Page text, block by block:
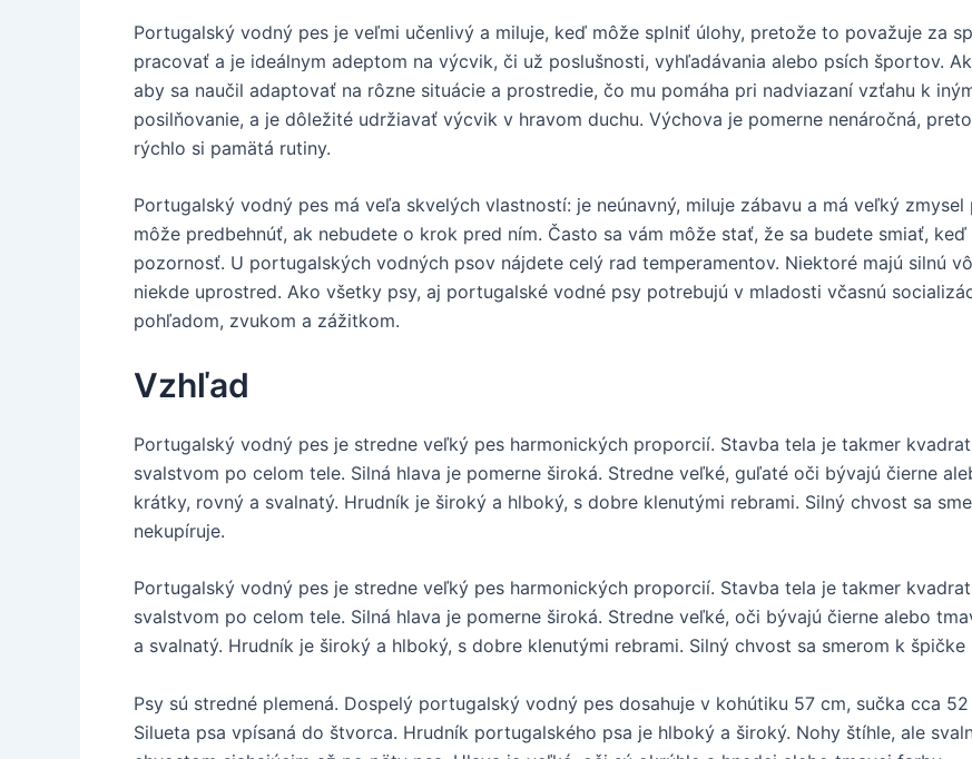
Portugalský vodný pes je veľmi učenlivý a miluje, keď môže splniť úlohy, pretože to považuje za
pracovať a je ideálnym adeptom na výcvik, či už poslušnosti, vyhľadávania alebo psích športov.
aby sa naučil adaptovať na rôzne situácie a prostredie, čo mu pomáha pri nadviazaní vzťahu k
posilňovanie, a je dôležité udržiavať výcvik v hravom duchu. Výchova je pomerne nenáročná,
rýchlo si pamätá rutiny.
Portugalský vodný pes má veľa skvelých vlastností: je neúnavný, miluje zábavu a má veľký
môže predbehnúť, ak nebudete o krok pred ním. Často sa vám môže stať, že sa budete smiať,
pozornosť. U portugalských vodných psov nájdete celý rad temperamentov. Niektoré majú silnú
niekde uprostred. Ako všetky psy, aj portugalské vodné psy potrebujú v mladosti včasnú
pohľadom, zvukom a zážitkom.
Vzhľad
Portugalský vodný pes je stredne veľký pes harmonických proporcií. Stavba tela je takmer
svalstvom po celom tele. Silná hlava je pomerne široká. Stredne veľké, guľaté oči bývajú čierne
krátky, rovný a svalnatý. Hrudník je široký a hlboký, s dobre klenutými rebrami. Silný chvost sa
nekupíruje.
Portugalský vodný pes je stredne veľký pes harmonických proporcií. Stavba tela je takmer
svalstvom po celom tele. Silná hlava je pomerne široká. Stredne veľké, oči bývajú čierne alebo
a svalnatý. Hrudník je široký a hlboký, s dobre klenutými rebrami. Silný chvost sa smerom k špičke
Psy sú stredné plemená. Dospelý portugalský vodný pes dosahuje v kohútiku 57 cm, sučka cca
Silueta psa vpísaná do štvorca. Hrudník portugalského psa je hlboký a široký. Nohy štíhle, ale